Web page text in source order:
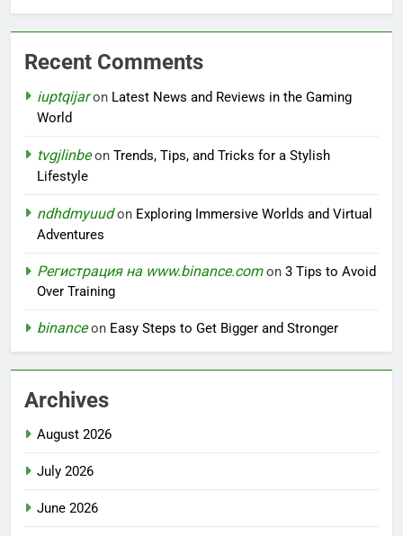
Recent Comments
iuptqijaron Latest News and Reviews in the Gaming
World
tvgjlinbeon Trends, Tips, and Tricks for a Stylish
Lifestyle
ndhdmyuudon Exploring Immersive Worlds and Virtual
Adventures
Регистрация на www.binance.comon 3 Tips to Avoid
Over Training
binanceon Easy Steps to Get Bigger and Stronger
Archives
August 2026
July 2026
June 2026